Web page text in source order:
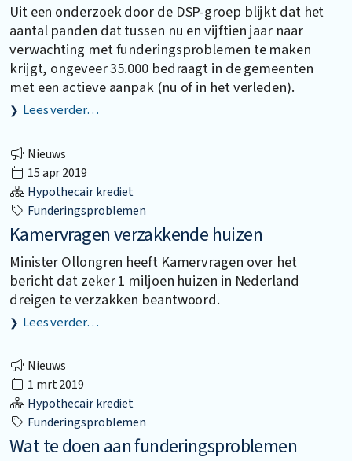
Uit een onderzoek door de DSP-groep blijkt dat het
aantal panden dat tussen nu en vijftien jaar naar
verwachting met funderingsproblemen te maken
krijgt, ongeveer 35.000 bedraagt in de gemeenten
met een actieve aanpak (nu of in het verleden).
Lees verder…
Nieuws
15 apr 2019
Hypothecair krediet
Funderingsproblemen
Kamervragen verzakkende huizen
Minister Ollongren heeft Kamervragen over het
bericht dat zeker 1 miljoen huizen in Nederland
dreigen te verzakken beantwoord.
Lees verder…
Nieuws
1 mrt 2019
Hypothecair krediet
Funderingsproblemen
Wat te doen aan funderingsproblemen